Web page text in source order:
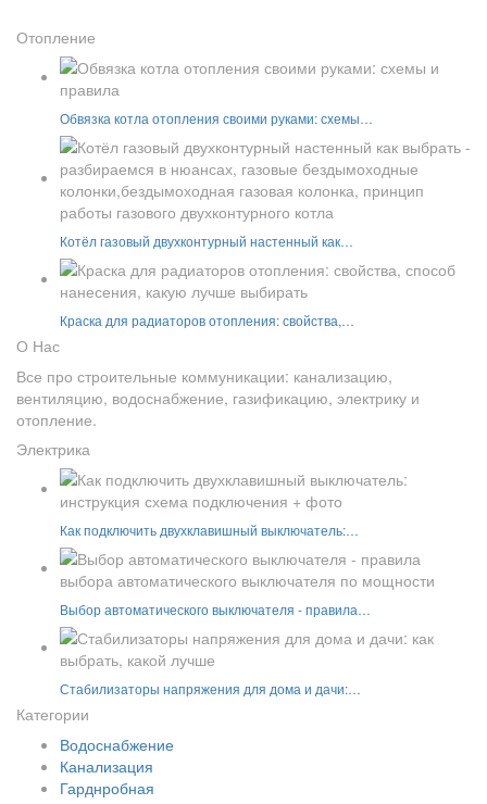
Отопление
Обвязка котла отопления своими руками: схемы…
Котёл газовый двухконтурный настенный как…
Краска для радиаторов отопления: свойства,…
О Нас
Все про строительные коммуникации: канализацию,
вентиляцию, водоснабжение, газификацию, электрику и
отопление.
Электрика
Как подключить двухклавишный выключатель:…
Выбор автоматического выключателя - правила…
Стабилизаторы напряжения для дома и дачи:…
Категории
Водоснабжение
Канализация
Гарднробная